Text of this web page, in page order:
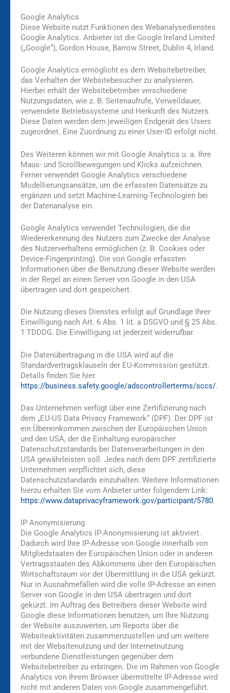
Google Analytics
Diese Website nutzt Funktionen des Webanalysedienstes
Google Analytics. Anbieter ist die Google Ireland Limited
(„Google“), Gordon House, Barrow Street, Dublin 4, Irland.
Google Analytics ermöglicht es dem Websitebetreiber,
das Verhalten der Websitebesucher zu analysieren.
Hierbei erhält der Websitebetreiber verschiedene
Nutzungsdaten, wie z. B. Seitenaufrufe, Verweildauer,
verwendete Betriebssysteme und Herkunft des Nutzers.
Diese Daten werden dem jeweiligen Endgerät des Users
zugeordnet. Eine Zuordnung zu einer User-ID erfolgt nicht.
Des Weiteren können wir mit Google Analytics u. a. Ihre
Maus- und Scrollbewegungen und Klicks aufzeichnen.
Ferner verwendet Google Analytics verschiedene
Modellierungsansätze, um die erfassten Datensätze zu
ergänzen und setzt Machine-Learning-Technologien bei
der Datenanalyse ein.
Google Analytics verwendet Technologien, die die
Wiedererkennung des Nutzers zum Zwecke der Analyse
des Nutzerverhaltens ermöglichen (z. B. Cookies oder
Device-Fingerprinting). Die von Google erfassten
Informationen über die Benutzung dieser Website werden
in der Regel an einen Server von Google in den USA
übertragen und dort gespeichert.
Die Nutzung dieses Dienstes erfolgt auf Grundlage Ihrer
Einwilligung nach Art. 6 Abs. 1 lit. a DSGVO und § 25 Abs.
1 TDDDG. Die Einwilligung ist jederzeit widerrufbar.
Die Datenübertragung in die USA wird auf die
Standardvertragsklauseln der EU-Kommission gestützt.
Details finden Sie hier:
https://business.safety.google/adscontrollerterms/sccs/.
Das Unternehmen verfügt über eine Zertifizierung nach
dem „EU-US Data Privacy Framework“ (DPF). Der DPF ist
ein Übereinkommen zwischen der Europäischen Union
und den USA, der die Einhaltung europäischer
Datenschutzstandards bei Datenverarbeitungen in den
USA gewährleisten soll. Jedes nach dem DPF zertifizierte
Unternehmen verpflichtet sich, diese
Datenschutzstandards einzuhalten. Weitere Informationen
hierzu erhalten Sie vom Anbieter unter folgendem Link:
https://www.dataprivacyframework.gov/participant/5780.
IP Anonymisierung
Die Google Analytics IP-Anonymisierung ist aktiviert.
Dadurch wird Ihre IP-Adresse von Google innerhalb von
Mitgliedstaaten der Europäischen Union oder in anderen
Vertragsstaaten des Abkommens über den Europäischen
Wirtschaftsraum vor der Übermittlung in die USA gekürzt.
Nur in Ausnahmefällen wird die volle IP-Adresse an einen
Server von Google in den USA übertragen und dort
gekürzt. Im Auftrag des Betreibers dieser Website wird
Google diese Informationen benutzen, um Ihre Nutzung
der Website auszuwerten, um Reports über die
Websiteaktivitäten zusammenzustellen und um weitere
mit der Websitenutzung und der Internetnutzung
verbundene Dienstleistungen gegenüber dem
Websitebetreiber zu erbringen. Die im Rahmen von Google
Analytics von Ihrem Browser übermittelte IP-Adresse wird
nicht mit anderen Daten von Google zusammengeführt.